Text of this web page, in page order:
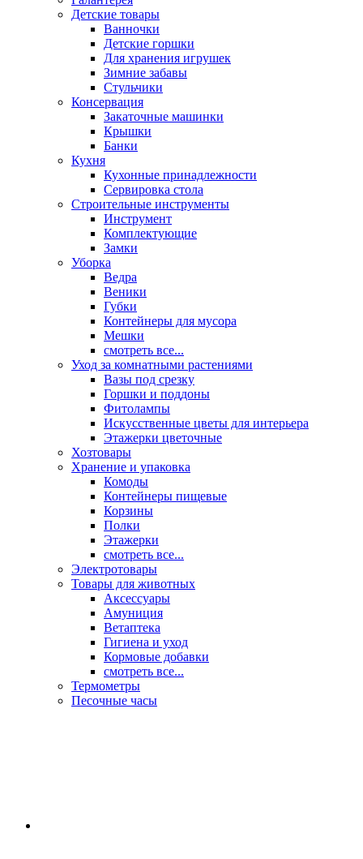
Детские товары
Ванночки
Детские горшки
Для хранения игрушек
Зимние забавы
Стульчики
Консервация
Закаточные машинки
Крышки
Банки
Кухня
Кухонные принадлежности
Сервировка стола
Строительные инструменты
Инструмент
Комплектующие
Замки
Уборка
Ведра
Веники
Губки
Контейнеры для мусора
Мешки
смотреть все...
Уход за комнатными растениями
Вазы под срезку
Горшки и поддоны
Фитолампы
Искусственные цветы для интерьера
Этажерки цветочные
Хозтовары
Хранение и упаковка
Комоды
Контейнеры пищевые
Корзины
Полки
Этажерки
смотреть все...
Электротовары
Товары для животных
Аксессуары
Амуниция
Ветаптека
Гигиена и уход
Кормовые добавки
смотреть все...
Термометры
Песочные часы